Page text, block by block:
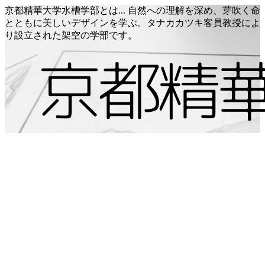
京都精華大学水槽学部とは... 自然への理解を深め、芽吹く命
とともに美しいデザインを学ぶ。タナカカツキ客員教授によ
り設立された架空の学部です。